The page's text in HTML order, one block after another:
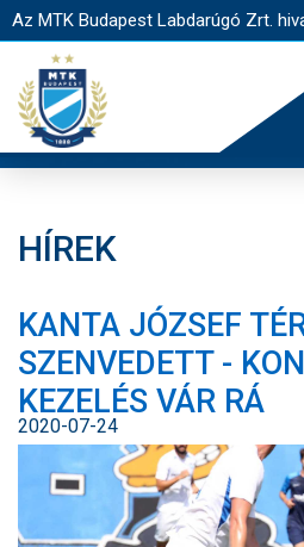
Az MTK Budapest Labdarúgó Zrt.
JEGYÉRTÉKESÍTÉS
EGYESÜLET
HÍREK
HÍREK
KANTA JÓZSEF
SZENVEDETT -
KEZELÉS VÁR RÁ
2020-07-24